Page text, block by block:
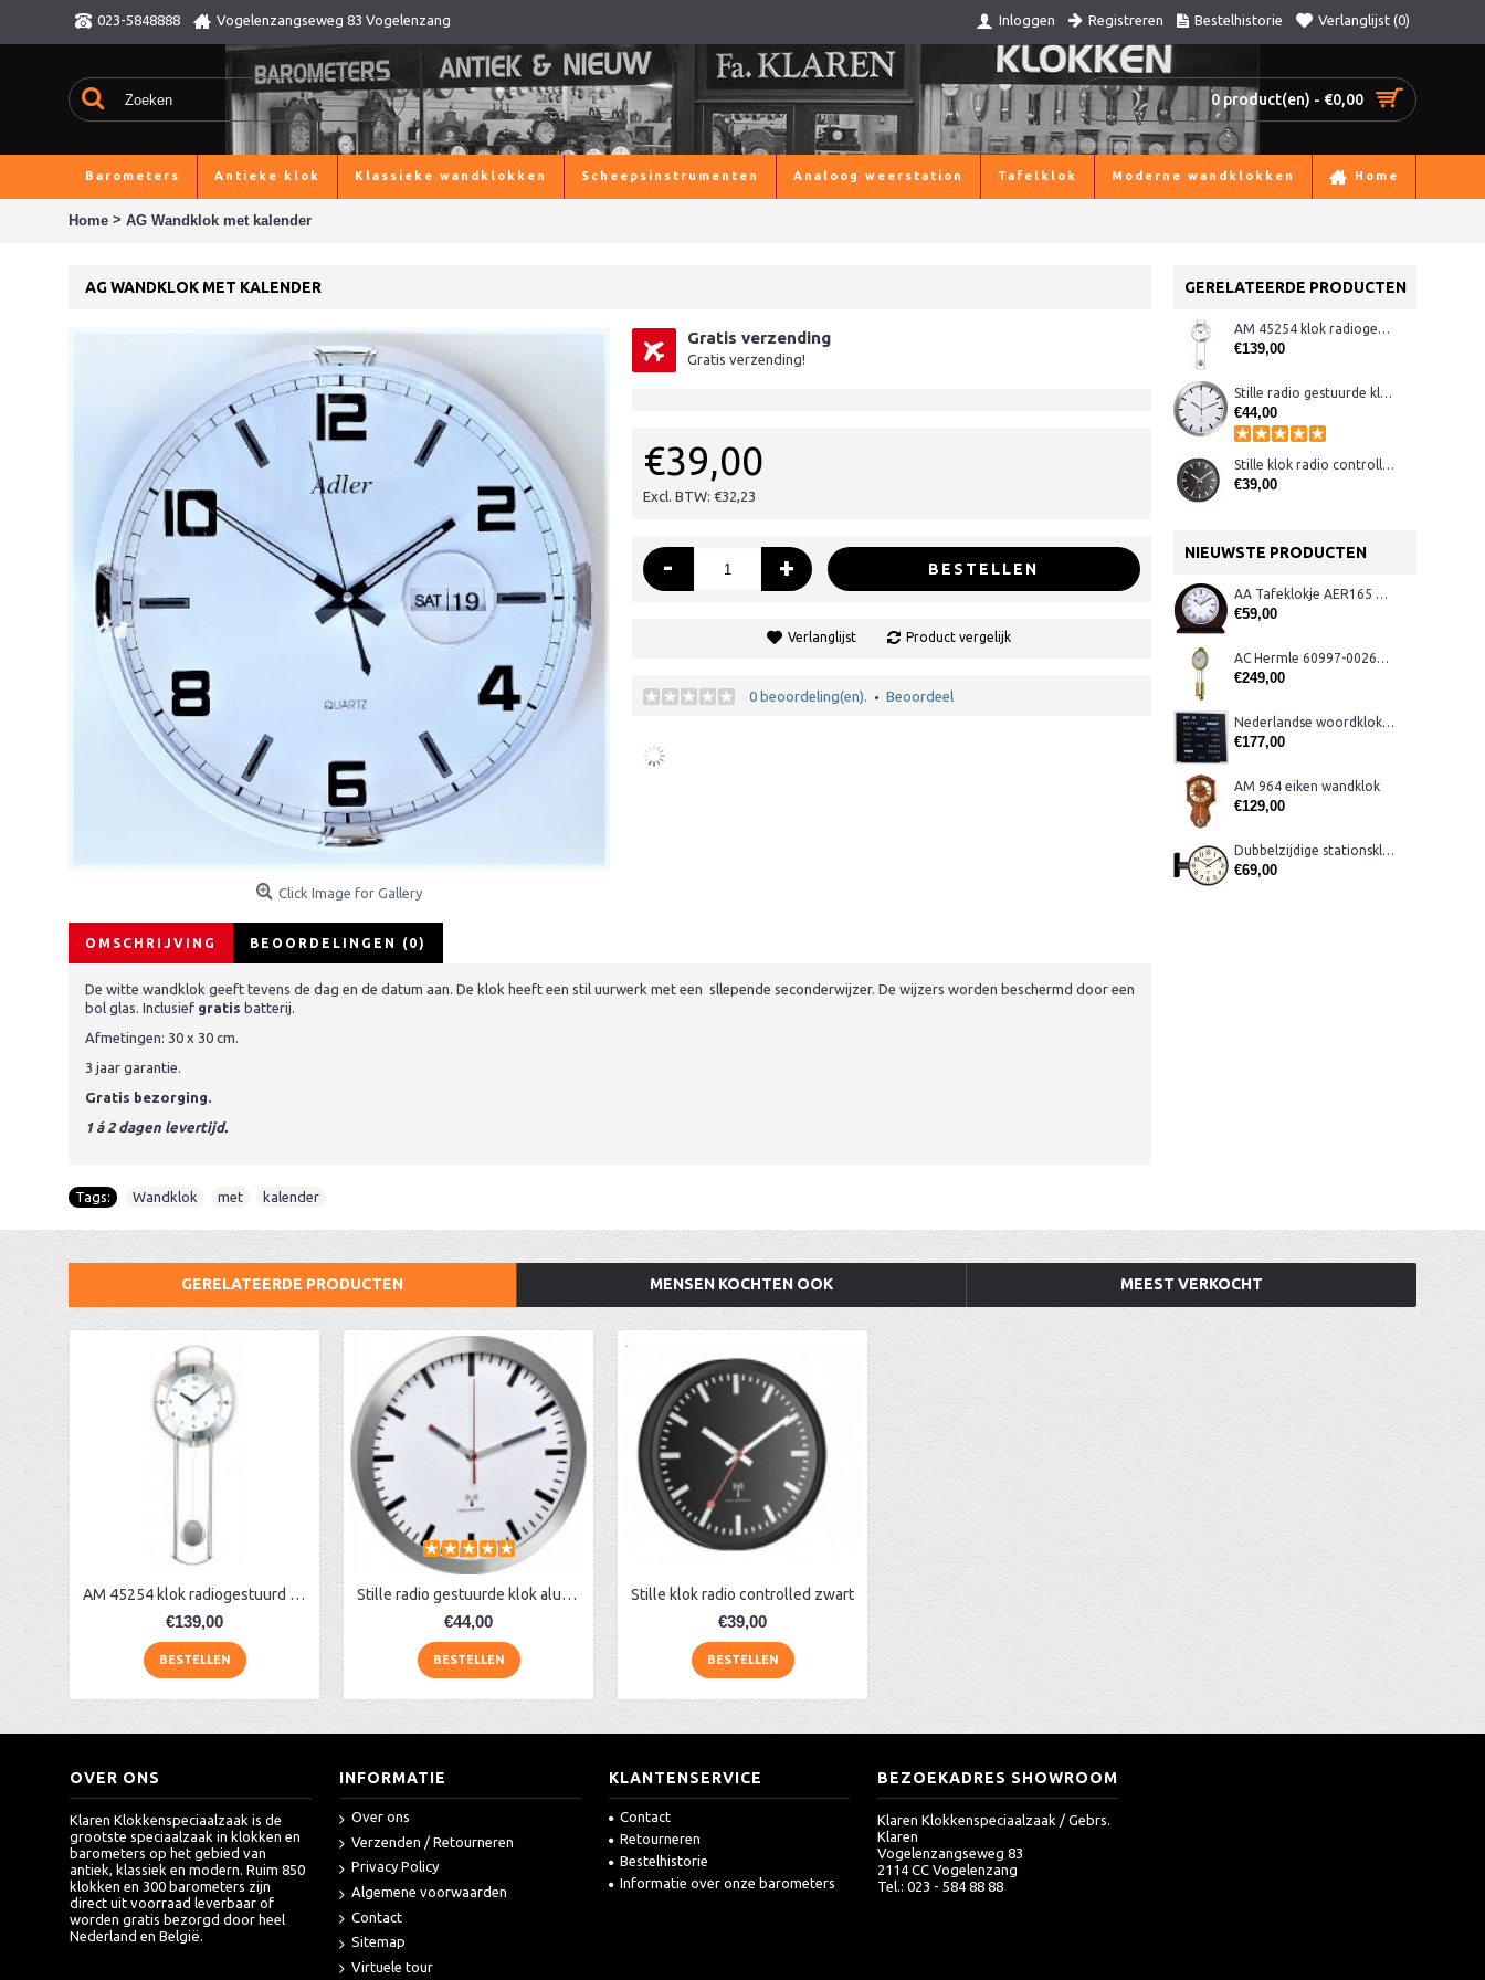
023-5848888 Vogelenzangseweg 83 Vogelenzang Inloggen Registreren Bestelhistorie Verlanglijst (0)
0 product(en) - €0,00
Barometers Antieke klok Klassieke wandklokken Scheepsinstrumenten Analoog weerstation Tafelklok Moderne wandklokken Home
Home > AG Wandklok met kalender
GERELATEERDE PRODUCTEN
AM 45254 klok radiogestuurd matzilver
€139,00
Stille radio gestuurde klok aluminium
€44,00
Stille klok radio controlled zwart
€39,00
NIEUWSTE PRODUCTEN
AA Tafeklokje AER165 noten
€59,00
AC Hermle 60997-00261 wandklok
€249,00
Nederlandse woordklok zwart AMS 1265
€177,00
AM 964 eiken wandklok
€129,00
Dubbelzijdige stationsklok metaal 1879
€69,00
AG WANDKLOK MET KALENDER
Click Image for Gallery
Gratis verzending
Gratis verzending!
€39,00
Excl. BTW: €32,23
- + BESTELLEN
Verlanglijst Product vergelijk
0 beoordeling(en). • Beoordeel
OMSCHRIJVING BEOORDELINGEN (0)
De witte wandklok geeft tevens de dag en de datum aan. De klok heeft een stil uurwerk met een sllepende seconderwijzer. De wijzers worden beschermd door een
bol glas. Inclusief gratis batterij.
Afmetingen: 30 x 30 cm.
3 jaar garantie.
Gratis bezorging.
1 á 2 dagen levertijd.
Tags: Wandklok met kalender
GERELATEERDE PRODUCTEN MENSEN KOCHTEN OOK MEEST VERKOCHT
AM 45254 klok radiogestuurd matzilver
€139,00
BESTELLEN
Stille radio gestuurde klok aluminium
€44,00
BESTELLEN
Stille klok radio controlled zwart
€39,00
BESTELLEN
OVER ONS
Klaren Klokkenspeciaalzaak is de
grootste speciaalzaak in klokken en
barometers op het gebied van
antiek, klassiek en modern. Ruim 850
klokken en 300 barometers zijn
direct uit voorraad leverbaar of
worden gratis bezorgd door heel
Nederland en België.
INFORMATIE
Over ons
Verzenden / Retourneren
Privacy Policy
Algemene voorwaarden
Contact
Sitemap
Virtuele tour
KLANTENSERVICE
Contact
Retourneren
Bestelhistorie
Informatie over onze barometers
BEZOEKADRES SHOWROOM
Klaren Klokkenspeciaalzaak / Gebrs.
Klaren
Vogelenzangseweg 83
2114 CC Vogelenzang
Tel.: 023 - 584 88 88